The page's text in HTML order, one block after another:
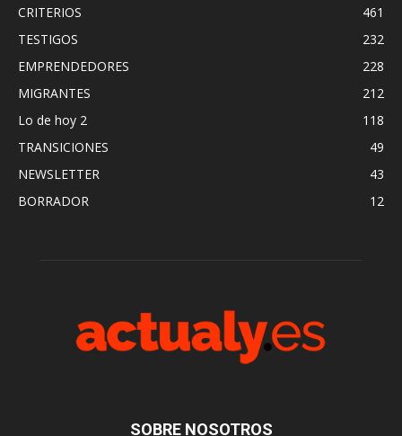
CRITERIOS
461
TESTIGOS
232
EMPRENDEDORES
228
MIGRANTES
212
Lo de hoy 2
118
TRANSICIONES
49
NEWSLETTER
43
BORRADOR
12
SOBRE NOSOTROS